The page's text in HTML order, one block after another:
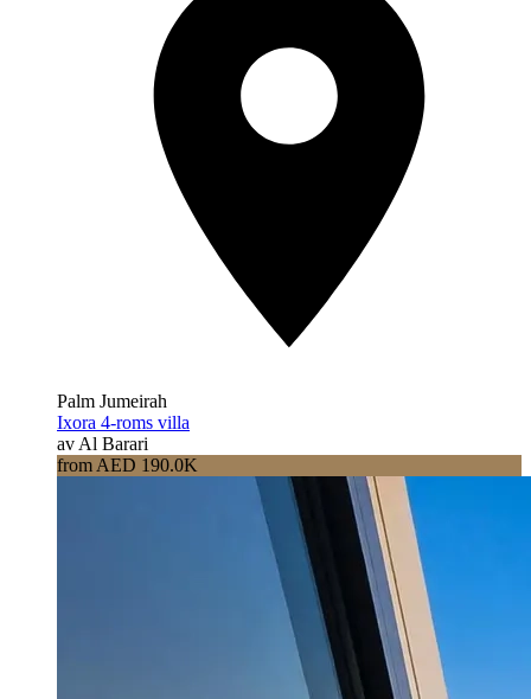
Palm Jumeirah
Ixora 4-roms villa
av Al Barari
from AED 190.0K